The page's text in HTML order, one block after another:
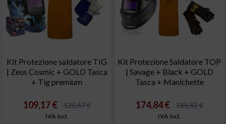
Kit Protezione saldatore TIG
| Zeus Cosmic + GOLD Tasca
+ Tig premium
109,17 € 120,67 €
IVA incl.
Kit Protezione Saldatore TOP
| Savage + Black + GOLD
Tasca + Manichette
174,84 € 185,82 €
IVA incl.